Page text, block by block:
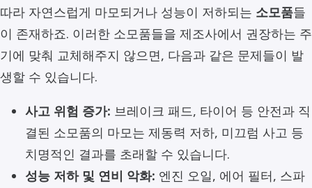
따라 자연스럽게 마모되거나 성능이 저하되는 소모품들
이 존재하죠. 이러한 소모품들을 제조사에서 권장하는 주
기에 맞춰 교체해주지 않으면, 다음과 같은 문제들이 발
생할 수 있습니다.
사고 위험 증가: 브레이크 패드, 타이어 등 안전과 직
결된 소모품의 마모는 제동력 저하, 미끄럼 사고 등
치명적인 결과를 초래할 수 있습니다.
성능 저하 및 연비 악화: 엔진 오일, 에어 필터, 스파